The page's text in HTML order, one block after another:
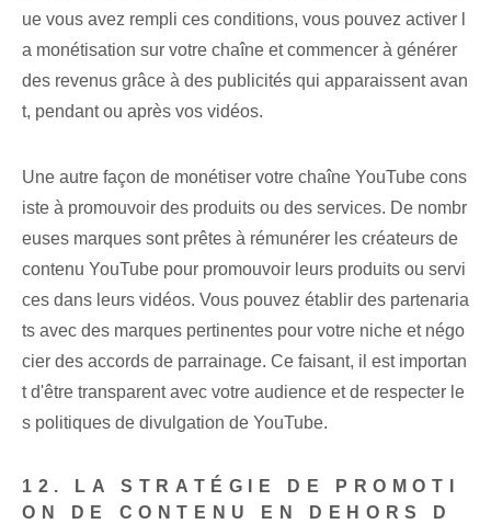
ue vous avez rempli ces conditions, vous pouvez activer l
a monétisation sur votre chaîne et commencer à générer
des revenus grâce à des publicités qui apparaissent avan
t, pendant ou après vos vidéos.
Une autre façon de monétiser votre chaîne YouTube cons
iste à promouvoir des produits ou des services. De nombr
euses marques sont prêtes à rémunérer les créateurs de
contenu YouTube pour promouvoir leurs produits ou servi
ces dans leurs vidéos. Vous pouvez établir des partenaria
ts avec des marques pertinentes pour votre niche et négo
cier des accords de parrainage. Ce faisant, il est importan
t d'être transparent avec votre audience et de respecter le
s politiques de divulgation de YouTube.
12. LA STRATÉGIE DE PROMOTI
ON DE CONTENU EN DEHORS D